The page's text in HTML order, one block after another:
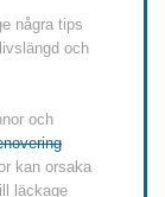
några tips
och
och
kan orsaka
läckage